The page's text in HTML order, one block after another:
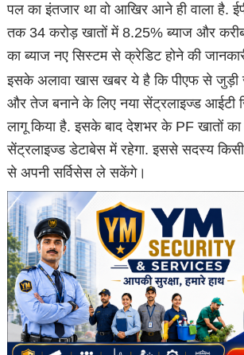
पल का इंतजार था वो आखिर आने ही वाला है.
तक 34 करोड़ खातों में 8.25% ब्याज और
का ब्याज नए सिस्टम से क्रेडिट होने की
इसके अलावा खास खबर ये है कि पीएफ से जुड़ी
और तेज बनाने के लिए नया सेंट्रलाइज्ड आईटी
लागू किया है. इसके बाद देशभर के PF खातों का
सेंट्रलाइज्ड डेटाबेस में रहेगा. इससे सदस्य
से अपनी सर्विसेस ले सकेंगे।